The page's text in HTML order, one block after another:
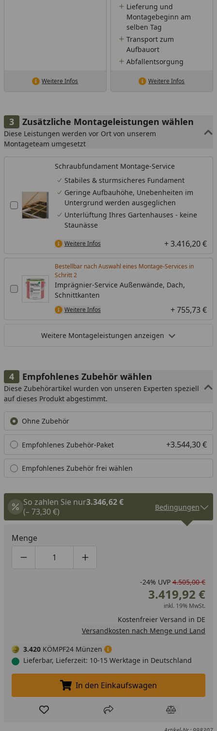
Weitere Infos
Lieferung und
Montagebeginn am
selben Tag
Transport zum
Aufbauort
Abfallentsorgung
Weitere Infos
Zusätzliche Montageleistungen wählen
Diese Leistungen werden vor Ort von unserem
Montageteam umgesetzt
Schraubfundament Montage-Service
Stabiles & sturmsicheres Fundament
Geringe Aufbauhöhe, Unebenheiten im
Untergrund werden ausgeglichen
Unterlüftung Ihres Gartenhauses - keine
Staunässe
Weitere Infos + 3.416,20 €
Bestellbar nach Auswahl eines Montage-Services in
Schritt
Imprägnier-Service Außenwände, Dach,
Schnittkanten
Weitere Infos + 755,73 €
Weitere Montageleistungen anzeigen
Empfohlenes Zubehör wählen
Diese Zubehörartikel wurden von unseren Experten speziell
auf dieses Produkt abgestimmt.
Ohne Zubehör
Empfohlenes Zubehör-Paket +3.544,30 €
Empfohlenes Zubehör frei wählen
So zahlen Sie nur3.346,62 €
(– 73,30 €)
Bedingungen
Menge
Produktmenge um eins verringern
Produktmenge manuell eingeben
Produktmenge um eins erhöhen
-24% UVP 4.505,00 €
3.419,92 €
inkl. 19% MwSt.
Kostenfreier Versand in DE
Versandkosten nach Menge und Land
3.420 KÖMPF24 Münzen
Lieferbar, Lieferzeit: 10-15 Werktage in Deutschland
In den Einkaufswagen legen
In den Einkaufswagen
Produkt zur Wunschliste hinzufügen
Teilen Produkt